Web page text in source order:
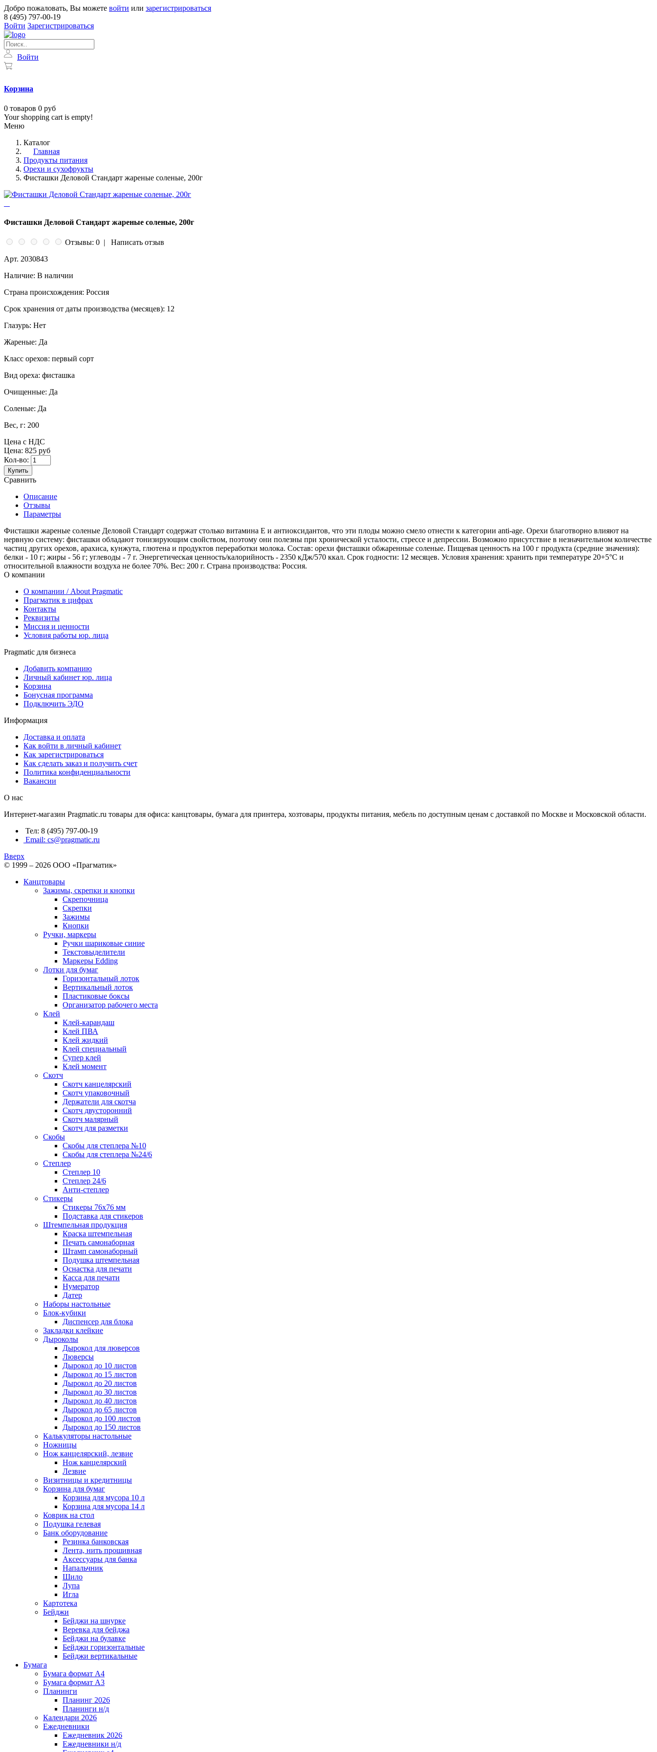
Добро пожаловать, Вы можете войти или зарегистрироваться
8 (495) 797-00-19
Войти Зарегистрироваться
Войти
Корзина
0 товаров 0 руб
Your shopping cart is empty!
Меню
Каталог
Главная
Продукты питания
Орехи и сухофрукты
Фисташки Деловой Стандарт жареные соленые, 200г
Фисташки Деловой Стандарт жареные соленые, 200г
Отзывы: 0 |
Написать отзыв
Арт. 2030843
Наличие: В наличии
Страна происхождения: Россия
Срок хранения от даты производства (месяцев): 12
Глазурь: Нет
Жареные: Да
Класс орехов: первый сорт
Вид ореха: фисташка
Очищенные: Да
Соленые: Да
Вес, г: 200
Цена с НДС
Цена: 825 руб
Кол-во:
Купить
Сравнить
Описание
Отзывы
Параметры
Фисташки жареные соленые Деловой Стандарт содержат столько витамина E и антиоксидантов, что эти плоды можно смело отнести к категории anti-age. Орехи благотворно влияют на
нервную систему: фисташки обладают тонизирующим свойством, поэтому они полезны при хронической усталости, стрессе и депрессии. Возможно присутствие в незначительном количестве
частиц других орехов, арахиса, кунжута, глютена и продуктов переработки молока. Состав: орехи фисташки обжаренные соленые. Пищевая ценность на 100 г продукта (средние значения):
белки - 10 г; жиры - 56 г; углеводы - 7 г. Энергетическая ценность/калорийность - 2350 кДж/570 ккал. Срок годности: 12 месяцев. Условия хранения: хранить при температуре 20+5°С и
относительной влажности воздуха не более 70%. Вес: 200 г. Страна производства: Россия.
О компании
О компании / About Pragmatic
Прагматик в цифрах
Контакты
Реквизиты
Миссия и ценности
Условия работы юр. лица
Pragmatic для бизнеса
Добавить компанию
Личный кабинет юр. лица
Корзина
Бонусная программа
Подключить ЭДО
Информация
Доставка и оплата
Как войти в личный кабинет
Как зарегистрироваться
Как сделать заказ и получить счет
Политика конфиденциальности
Вакансии
О нас
Интернет-магазин Pragmatic.ru товары для офиса: канцтовары, бумага для принтера, хозтовары, продукты питания, мебель по доступным ценам с доставкой по Москве и Московской области.
Тел: 8 (495) 797-00-19
Email: cs@pragmatic.ru
Вверх
© 1999 – 2026 ООО «Прагматик»
Канцтовары
Зажимы, скрепки и кнопки
Скрепочница
Скрепки
Зажимы
Кнопки
Ручки, маркеры
Ручки шариковые синие
Текстовыделители
Маркеры Edding
Лотки для бумаг
Горизонтальный лоток
Вертикальный лоток
Пластиковые боксы
Организатор рабочего места
Клей
Клей-карандаш
Клей ПВА
Клей жидкий
Клей специальный
Супер клей
Клей момент
Скотч
Скотч канцелярский
Скотч упаковочный
Держатели для скотча
Скотч двусторонний
Скотч малярный
Скотч для разметки
Скобы
Скобы для степлера №10
Скобы для степлера №24/6
Степлер
Степлер 10
Степлер 24/6
Анти-степлер
Стикеры
Стикеры 76x76 мм
Подставка для стикеров
Штемпельная продукция
Краска штемпельная
Печать самонаборная
Штамп самонаборный
Подушка штемпельная
Оснастка для печати
Касса для печати
Нумератор
Датер
Наборы настольные
Блок-кубики
Диспенсер для блока
Закладки клейкие
Дыроколы
Дырокол для люверсов
Люверсы
Дырокол до 10 листов
Дырокол до 15 листов
Дырокол до 20 листов
Дырокол до 30 листов
Дырокол до 40 листов
Дырокол до 65 листов
Дырокол до 100 листов
Дырокол до 150 листов
Калькуляторы настольные
Ножницы
Нож канцелярский, лезвие
Нож канцелярский
Лезвие
Визитницы и кредитницы
Корзина для бумаг
Корзина для мусора 10 л
Корзина для мусора 14 л
Коврик на стол
Подушка гелевая
Банк оборудование
Резинка банковская
Лента, нить прошивная
Аксессуары для банка
Напальчник
Шило
Лупа
Игла
Картотека
Бейджи
Бейджи на шнурке
Веревка для бейджа
Бейджи на булавке
Бейджи горизонтальные
Бейджи вертикальные
Бумага
Бумага формат А4
Бумага формат А3
Планинги
Планинг 2026
Планинги н/д
Календари 2026
Ежедневники
Ежедневник 2026
Ежедневники н/д